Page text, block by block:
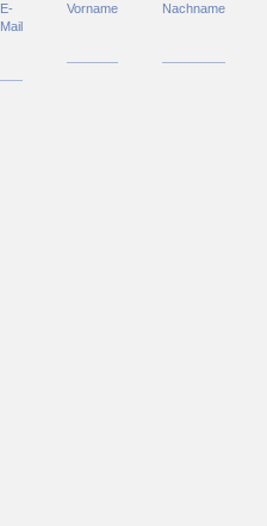
E-
Mail
Vorname Nachname